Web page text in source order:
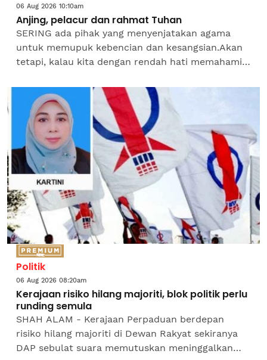
06 Aug 2026 10:10am
Anjing, pelacur dan rahmat Tuhan
SERING ada pihak yang menyenjatakan agama
untuk memupuk kebencian dan kesangsian.Akan
tetapi, kalau kita dengan rendah hati memahami
hikmah sekalipun kita...
Politik
06 Aug 2026 08:20am
Kerajaan risiko hilang majoriti, blok politik perlu
runding semula
SHAH ALAM - Kerajaan Perpaduan berdepan
risiko hilang majoriti di Dewan Rakyat sekiranya
DAP sebulat suara memutuskan meninggalkan